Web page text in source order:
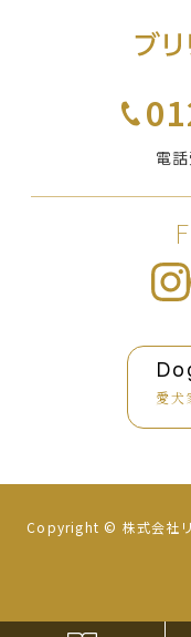
電
愛犬
Copyright © 株式会社